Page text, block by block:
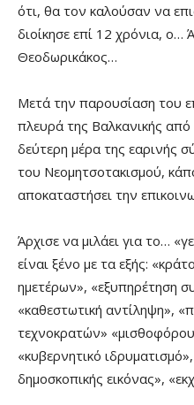
ότι, θα τον καλούσαν να
διοίκησε επί 12 χρόνια, ο…
Θεοδωρικάκος…
Μετά την παρουσίαση του
πλευρά της Βαλκανικής
δεύτερη μέρα της εαρινής
του Νεομητσοτακισμού,
αποκαταστήσει την
Άρχισε να μιλάει για το…
είναι ξένο με τα εξής:
ημετέρων», «εξυπηρέτηση
«καθεστωτική αντίληψη»,
τεχνοκρατών»
«κυβερνητικό
δημοσκοπικής εικόνας»,